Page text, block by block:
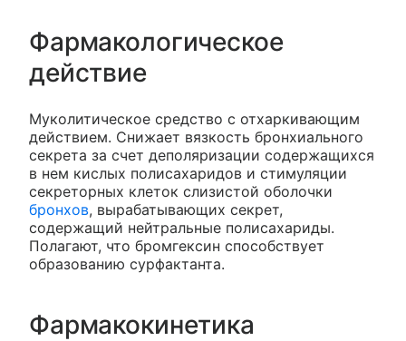
Фармакологическое
действие
Муколитическое средство с отхаркивающим
действием. Снижает вязкость бронхиального
секрета за счет деполяризации содержащихся
в нем кислых полисахаридов и стимуляции
секреторных клеток слизистой оболочки
бронхов, вырабатывающих секрет,
содержащий нейтральные полисахариды.
Полагают, что бромгексин способствует
образованию сурфактанта.
Фармакокинетика